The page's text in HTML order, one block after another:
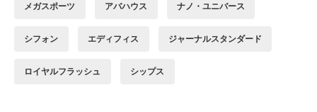
メガスポーツ アバハウス ナノ・ユニバース
シフォン エディフィス ジャーナルスタンダード
ロイヤルフラッシュ シップス